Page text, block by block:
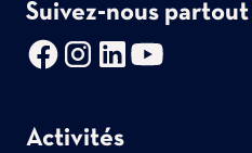
Suivez-nous partout
Activités